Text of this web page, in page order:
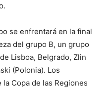
se enfrentará en la final
del grupo B, un grupo
Lisboa, Belgrado, Zlin
(Polonia). Los
Copa de las Regiones